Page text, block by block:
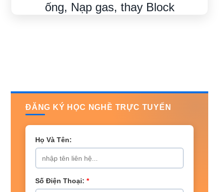
ống, Nạp gas, thay Block
ĐĂNG KÝ HỌC NGHỀ TRỰC TUYẾN
Họ Và Tên:
Số Điện Thoại: *